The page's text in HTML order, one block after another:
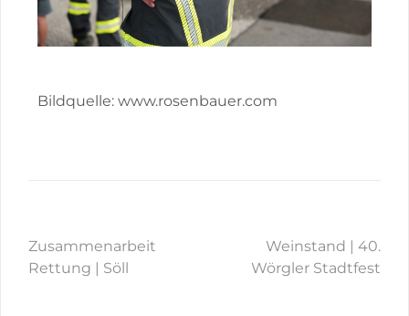
Bildquelle: www.rosenbauer.com
Zusammenarbeit
Rettung | Söll
Weinstand | 40.
Wörgler Stadtfest